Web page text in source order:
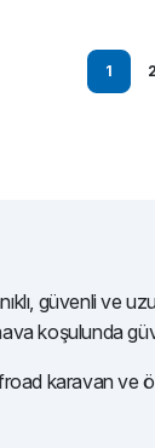
1 2
güvenli ve
koşulunda
karavan ve